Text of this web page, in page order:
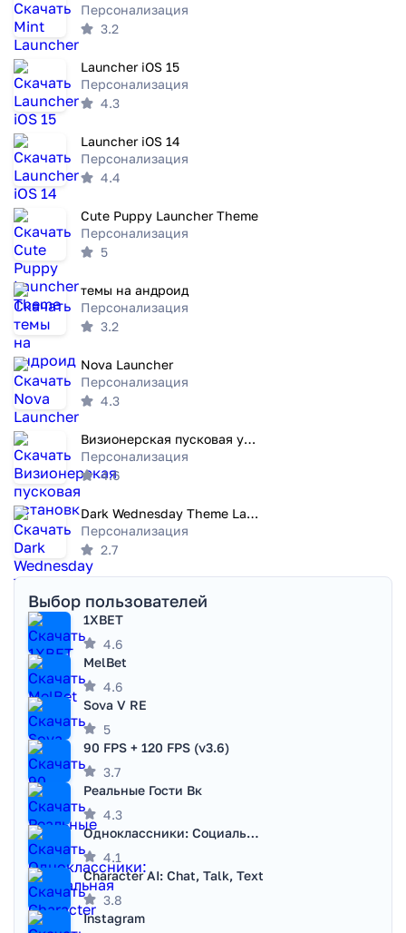
Персонализация
3.2
Launcher iOS 15
Персонализация
4.3
Launcher iOS 14
Персонализация
4.4
Cute Puppy Launcher Theme
Персонализация
5
темы на андроид
Персонализация
3.2
Nova Launcher
Персонализация
4.3
Визионерская пусковая установк
Персонализация
4.6
Dark Wednesday Theme Launcher
Персонализация
2.7
Выбор пользователей
1XBET
4.6
MelBet
4.6
Sova V RE
5
90 FPS + 120 FPS (v3.6)
3.7
Реальные Гости Вк
4.3
Одноклассники: Социальная сеть
4.1
Character AI: Chat, Talk, Text
3.8
Instagram